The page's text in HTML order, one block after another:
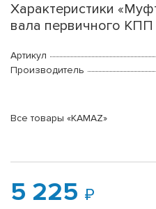
Характеристики
вала первичного
Артикул
Производитель
Все товары «KAMAZ»
5 225